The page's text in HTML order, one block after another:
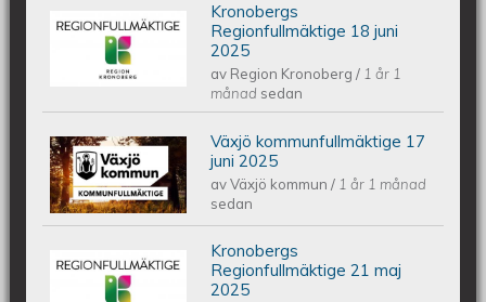
Kronobergs regionfullmäktige 18 juni
2025
Kronobergs
Regionfullmäktige 18 juni
2025
av Region Kronoberg/ 1 år 1
månad sedan
Växjös kommunfullmäktige 17 juni
2025
Växjö kommunfullmäktige 17
juni 2025
avVäxjö kommun/ 1 år 1 månad
sedan
Kronobergs regionfullmäktige 21 maj
Kronobergs
Regionfullmäktige 21 maj
2025